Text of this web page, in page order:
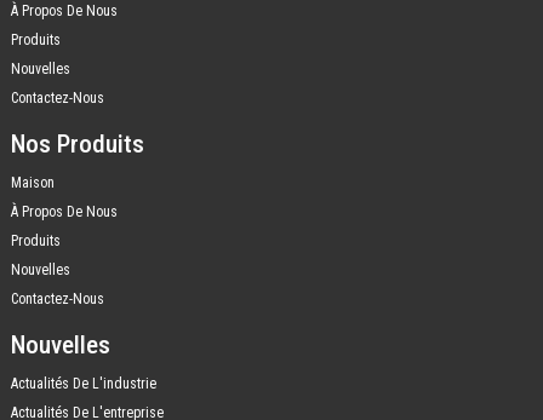
À Propos De Nous
Produits
Nouvelles
Contactez-Nous
Nos Produits
Maison
À Propos De Nous
Produits
Nouvelles
Contactez-Nous
Nouvelles
Actualités De L'industrie
Actualités De L'entreprise